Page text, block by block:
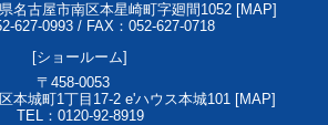
名古屋市南区本星崎町字廻間1052 [MAP]
627-0993 / FAX：052-627-0718
[ショールーム]
〒458-0053
本城町1丁目17-2 e'ハウス本城101 [MAP]
TEL：0120-92-8919